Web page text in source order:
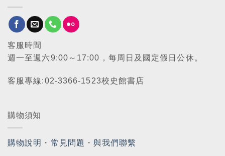
客服時間
週一至週六9:00～17:00，每周日及國定假日公休。
客服專線:02-3366-1523校史館書店
購物須知
購物說明 ・ 常見問題 ・與我們聯繫